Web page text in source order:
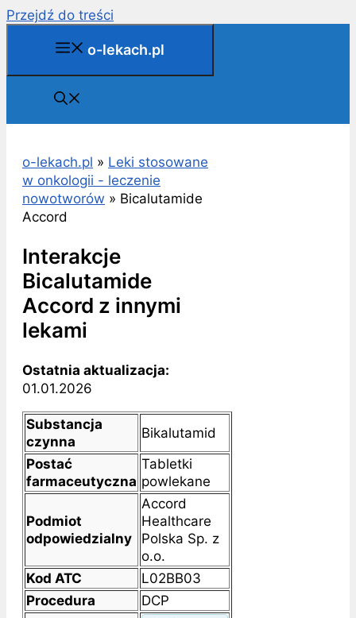
Przejdź do treści
o-lekach.pl
o-lekach.pl » Leki stosowane
w onkologii - leczenie
nowotworów » Bicalutamide
Accord
Interakcje
Bicalutamide
Accord z innymi
lekami
Ostatnia aktualizacja:
01.01.2026
Substancja
czynna
Bikalutamid
Postać
farmaceutyczna
Tabletki
powlekane
Podmiot
odpowiedzialny
Accord
Healthcare
Polska Sp. z
o.o.
Kod ATC
L02BB03
Procedura
DCP